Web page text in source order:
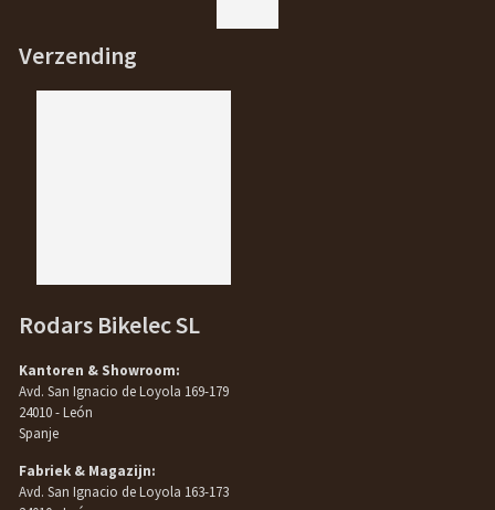
Verzending
Rodars Bikelec SL
Kantoren & Showroom:
Avd. San Ignacio de Loyola 169-179
24010 - León
Spanje
Fabriek & Magazijn:
Avd. San Ignacio de Loyola 163-173